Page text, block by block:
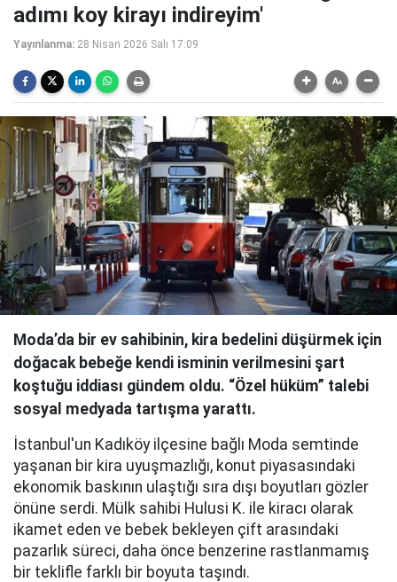
adımı koy kirayı indireyim'
Yayınlanma: 28 Nisan 2026 Salı 17:09
Moda’da bir ev sahibinin, kira bedelini düşürmek için
doğacak bebeğe kendi isminin verilmesini şart
koştuğu iddiası gündem oldu. “Özel hüküm” talebi
sosyal medyada tartışma yarattı.
İstanbul'un Kadıköy ilçesine bağlı Moda semtinde
yaşanan bir kira uyuşmazlığı, konut piyasasındaki
ekonomik baskının ulaştığı sıra dışı boyutları gözler
önüne serdi. Mülk sahibi Hulusi K. ile kiracı olarak
ikamet eden ve bebek bekleyen çift arasındaki
pazarlık süreci, daha önce benzerine rastlanmamış
bir teklifle farklı bir boyuta taşındı.